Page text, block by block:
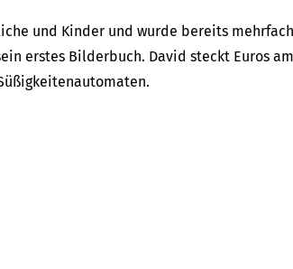
und Kinder und wurde bereits
erstes Bilderbuch. David steckt Euros